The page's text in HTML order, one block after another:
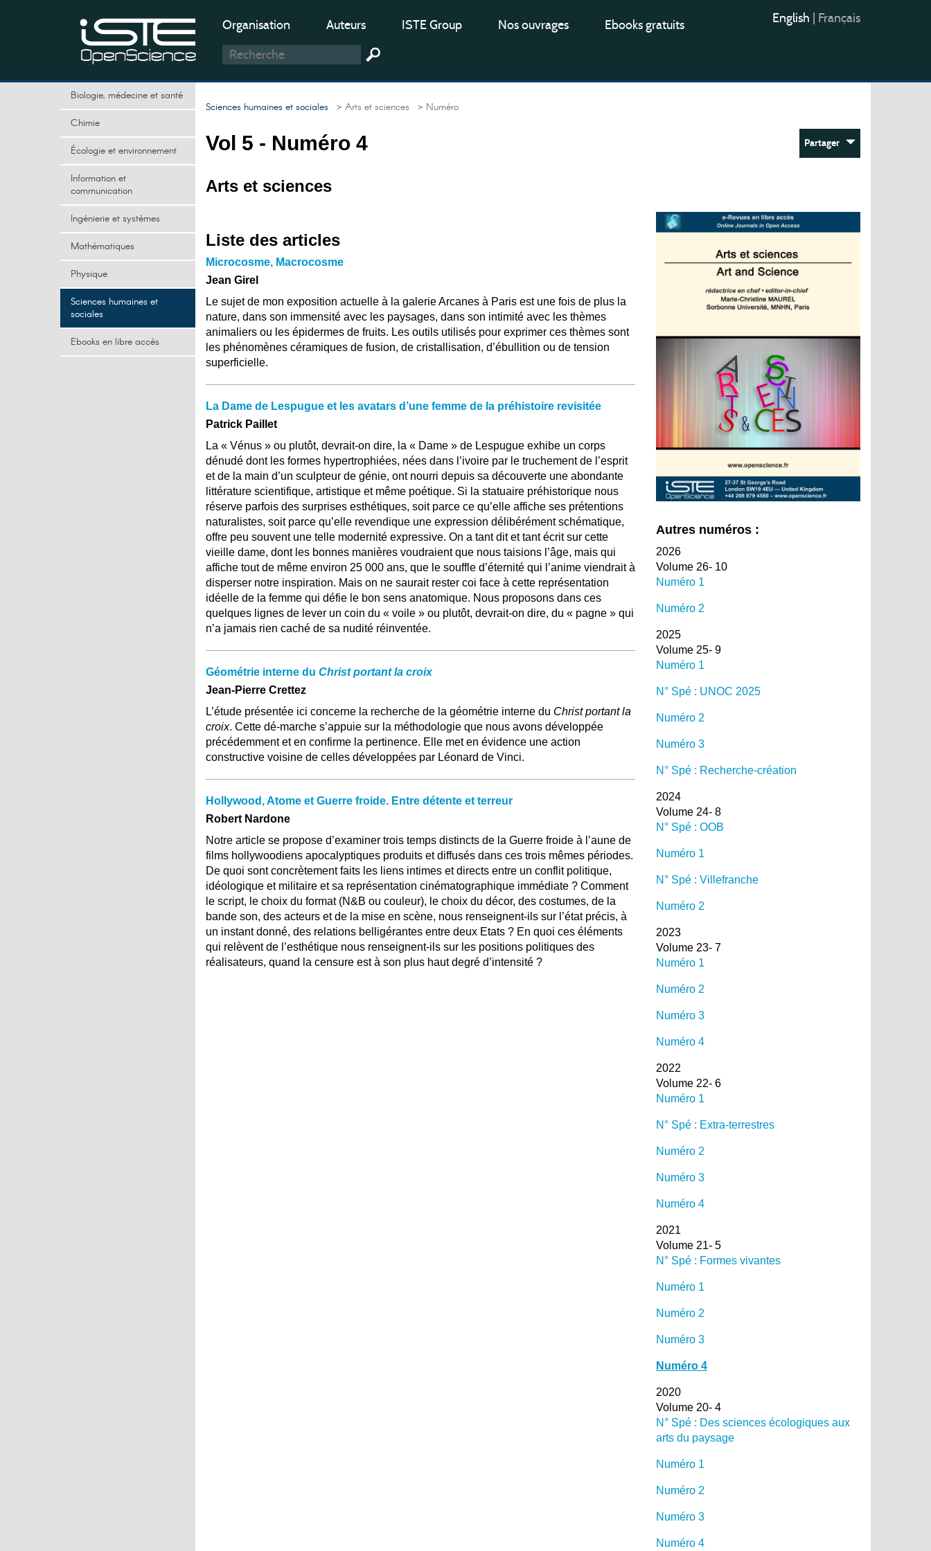
Organisation Auteurs ISTE Group Nos ouvrages Ebooks gratuits English Français
Biologie, médecine et santé
Chimie
Écologie et environnement
Information et
communication
Ingénierie et systèmes
Mathématiques
Physique
Sciences humaines et
sociales
Ebooks en libre accès
Sciences humaines et sociales > Arts et sciences > Numéro
Vol 5 - Numéro 4
Arts et sciences
Partager
Liste des articles
Microcosme, Macrocosme
Jean Girel
Le sujet de mon exposition actuelle à la galerie Arcanes à Paris est une fois de plus la
nature, dans son immensité avec les paysages, dans son intimité avec les thèmes
animaliers ou les épidermes de fruits. Les outils utilisés pour exprimer ces thèmes sont
les phénomènes céramiques de fusion, de cristallisation, d’ébullition ou de tension
superficielle.
La Dame de Lespugue et les avatars d’une femme de la préhistoire revisitée
Patrick Paillet
La « Vénus » ou plutôt, devrait-on dire, la « Dame » de Lespugue exhibe un corps
dénudé dont les formes hypertrophiées, nées dans l’ivoire par le truchement de l’esprit
et de la main d’un sculpteur de génie, ont nourri depuis sa découverte une abondante
littérature scientifique, artistique et même poétique. Si la statuaire préhistorique nous
réserve parfois des surprises esthétiques, soit parce ce qu’elle affiche ses prétentions
naturalistes, soit parce qu’elle revendique une expression délibérément schématique,
offre peu souvent une telle modernité expressive. On a tant dit et tant écrit sur cette
vieille dame, dont les bonnes manières voudraient que nous taisions l’âge, mais qui
affiche tout de même environ 25 000 ans, que le souffle d’éternité qui l’anime viendrait à
disperser notre inspiration. Mais on ne saurait rester coi face à cette représentation
idéelle de la femme qui défie le bon sens anatomique. Nous proposons dans ces
quelques lignes de lever un coin du « voile » ou plutôt, devrait-on dire, du « pagne » qui
n’a jamais rien caché de sa nudité réinventée.
Géométrie interne du Christ portant la croix
Jean-Pierre Crettez
L’étude présentée ici concerne la recherche de la géométrie interne du Christ portant la
croix. Cette dé-marche s’appuie sur la méthodologie que nous avons développée
précédemment et en confirme la pertinence. Elle met en évidence une action
constructive voisine de celles développées par Léonard de Vinci.
Hollywood, Atome et Guerre froide. Entre détente et terreur
Robert Nardone
Notre article se propose d’examiner trois temps distincts de la Guerre froide à l’aune de
films hollywoodiens apocalyptiques produits et diffusés dans ces trois mêmes périodes.
De quoi sont concrètement faits les liens intimes et directs entre un conflit politique,
idéologique et militaire et sa représentation cinématographique immédiate ? Comment
le script, le choix du format (N&B ou couleur), le choix du décor, des costumes, de la
bande son, des acteurs et de la mise en scène, nous renseignent-ils sur l’état précis, à
un instant donné, des relations belligérantes entre deux Etats ? En quoi ces éléments
qui relèvent de l’esthétique nous renseignent-ils sur les positions politiques des
réalisateurs, quand la censure est à son plus haut degré d’intensité ?
Autres numéros :
2026
Volume 26- 10
Numéro 1
Numéro 2
2025
Volume 25- 9
Numéro 1
N° Spé : UNOC 2025
Numéro 2
Numéro 3
N° Spé : Recherche-création
2024
Volume 24- 8
N° Spé : OOB
Numéro 1
N° Spé : Villefranche
Numéro 2
2023
Volume 23- 7
Numéro 1
Numéro 2
Numéro 3
Numéro 4
2022
Volume 22- 6
Numéro 1
N° Spé : Extra-terrestres
Numéro 2
Numéro 3
Numéro 4
2021
Volume 21- 5
N° Spé : Formes vivantes
Numéro 1
Numéro 2
Numéro 3
Numéro 4
2020
Volume 20- 4
N° Spé : Des sciences écologiques aux
arts du paysage
Numéro 1
Numéro 2
Numéro 3
Numéro 4